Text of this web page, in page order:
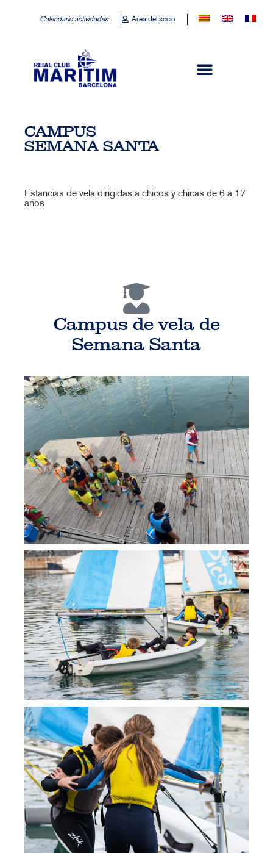
Calendario actividades Área del socio
CAMPUS
SEMANA SANTA
Estancias de vela dirigidas a chicos y chicas de 6 a 17
años
Campus de vela de
Semana Santa